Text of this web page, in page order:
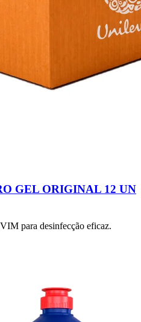
GEL ORIGINAL 12 UN
para desinfecção eficaz.